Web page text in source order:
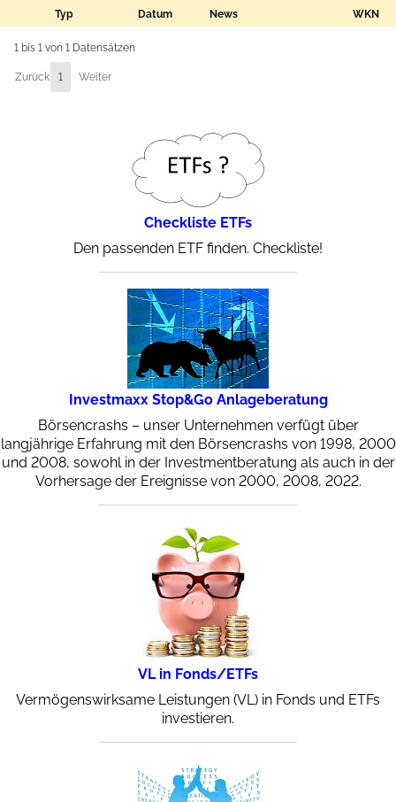
Typ Datum News WKN
1 bis 1 von 1 Datensätzen
Zurück 1 Weiter
Checkliste ETFs
Den passenden ETF finden. Checkliste!
Investmaxx Stop&Go Anlageberatung
Börsencrashs – unser Unternehmen verfügt über
langjährige Erfahrung mit den Börsencrashs von 1998, 2000
und 2008, sowohl in der Investmentberatung als auch in der
Vorhersage der Ereignisse von 2000, 2008, 2022.
VL in Fonds/ETFs
Vermögenswirksame Leistungen (VL) in Fonds und ETFs
investieren.